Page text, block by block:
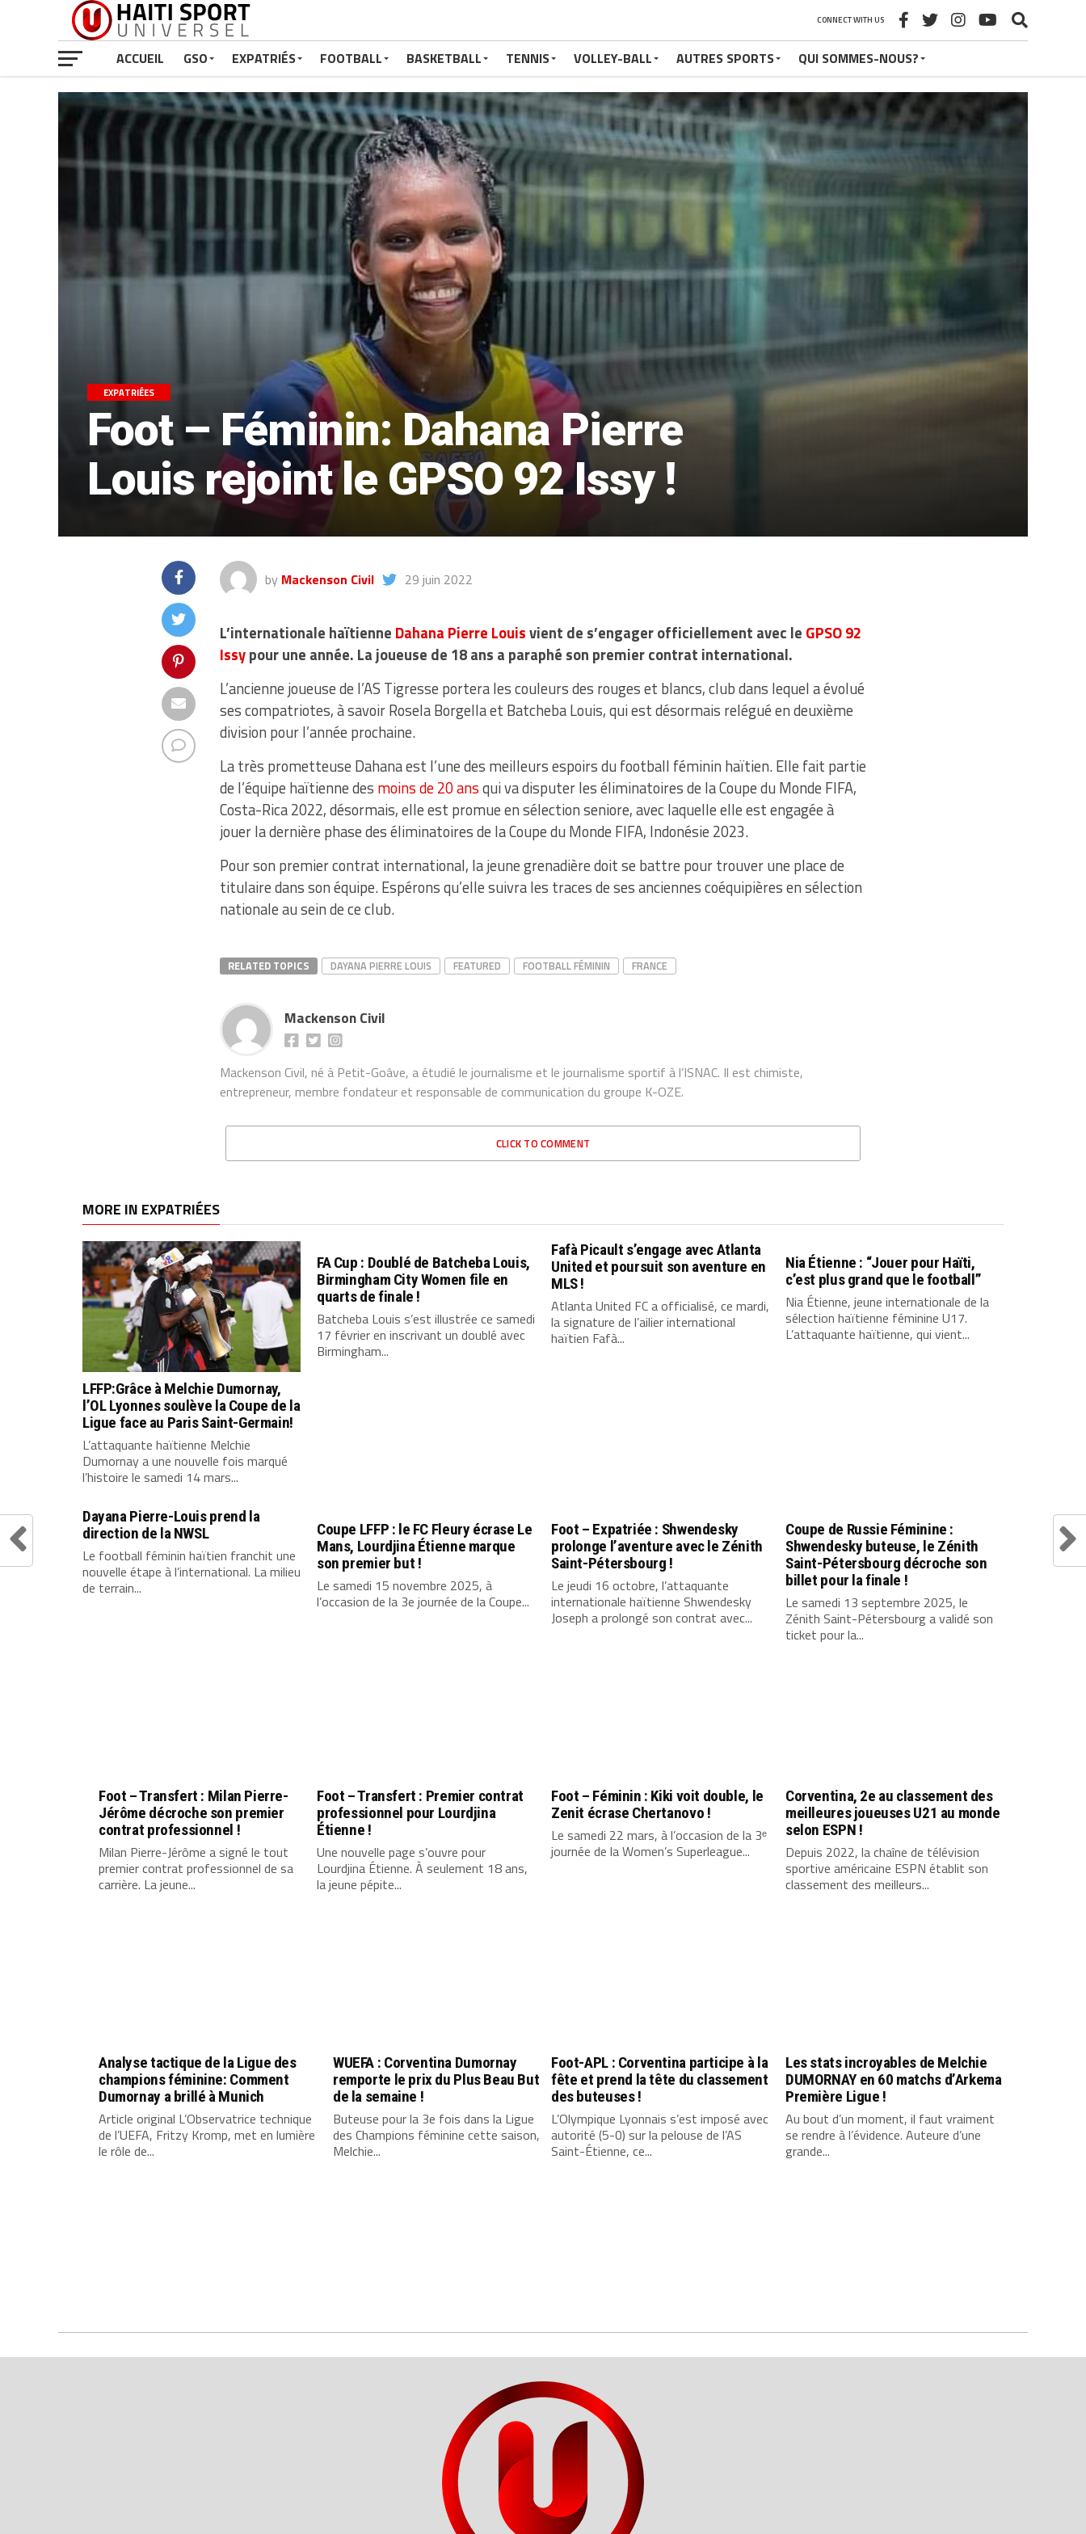
CONNECT WITH US
ACCUEIL GSO EXPATRIÉS FOOTBALL BASKETBALL TENNIS VOLLEY-BALL AUTRES SPORTS QUI SOMMES-NOUS?
EXPATRIÉES
Foot – Féminin: Dahana Pierre
Louis rejoint le GPSO 92 Issy !
by Mackenson Civil 29 juin 2022
L’internationale haïtienne Dahana Pierre Louisvient de s’engager officiellement avec le GPSO 92
Issypour une année. La joueuse de 18 ans a paraphé son premier contrat international.
L’ancienne joueuse de l’AS Tigresse portera les couleurs des rouges et blancs, club dans lequel a évolué
ses compatriotes, à savoir Rosela Borgella et Batcheba Louis, qui est désormais relégué en deuxième
division pour l’année prochaine.
La très prometteuse Dahana est l’une des meilleurs espoirs du football féminin haïtien. Elle fait partie
de l’équipe haïtienne des moins de 20 ansqui va disputer les éliminatoires de la Coupe du Monde FIFA,
Costa-Rica 2022, désormais, elle est promue en sélection seniore, avec laquelle elle est engagée à
jouer la dernière phase des éliminatoires de la Coupe du Monde FIFA, Indonésie 2023.
Pour son premier contrat international, la jeune grenadière doit se battre pour trouver une place de
titulaire dans son équipe. Espérons qu’elle suivra les traces de ses anciennes coéquipières en sélection
nationale au sein de ce club.
RELATED TOPICS DAYANA PIERRE LOUIS FEATURED FOOTBALL FÉMININ FRANCE
Mackenson Civil
Mackenson Civil, né à Petit-Goâve, a étudié le journalisme et le journalisme sportif à l’ISNAC. Il est chimiste,
entrepreneur, membre fondateur et responsable de communication du groupe K-OZE.
CLICK TO COMMENT
MORE IN EXPATRIÉES
LFFP:Grâce à Melchie Dumornay,
l’OL Lyonnes soulève la Coupe de la
Ligue face au Paris Saint-Germain!
L’attaquante haïtienne Melchie
Dumornay a une nouvelle fois marqué
l’histoire le samedi 14 mars...
FA Cup : Doublé de Batcheba Louis,
Birmingham City Women file en
quarts de finale !
Batcheba Louis s’est illustrée ce samedi
17 février en inscrivant un doublé avec
Birmingham...
Fafà Picault s’engage avec Atlanta
United et poursuit son aventure en
MLS !
Atlanta United FC a officialisé, ce mardi,
la signature de l’ailier international
haïtien Fafà...
Nia Étienne : “Jouer pour Haïti,
c’est plus grand que le football”
Nia Étienne, jeune internationale de la
sélection haïtienne féminine U17.
L’attaquante haïtienne, qui vient...
Dayana Pierre-Louis prend la
direction de la NWSL
Le football féminin haïtien franchit une
nouvelle étape à l’international. La milieu
de terrain...
Coupe LFFP : le FC Fleury écrase Le
Mans, Lourdjina Étienne marque
son premier but !
Le samedi 15 novembre 2025, à
l’occasion de la 3e journée de la Coupe...
Foot – Expatriée : Shwendesky
prolonge l’aventure avec le Zénith
Saint-Pétersbourg !
Le jeudi 16 octobre, l’attaquante
internationale haïtienne Shwendesky
Joseph a prolongé son contrat avec...
Coupe de Russie Féminine :
Shwendesky buteuse, le Zénith
Saint-Pétersbourg décroche son
billet pour la finale !
Le samedi 13 septembre 2025, le
Zénith Saint-Pétersbourg a validé son
ticket pour la...
Foot – Transfert : Milan Pierre-
Jérôme décroche son premier
contrat professionnel !
Milan Pierre-Jérôme a signé le tout
premier contrat professionnel de sa
carrière. La jeune...
Foot – Transfert : Premier contrat
professionnel pour Lourdjina
Étienne !
Une nouvelle page s’ouvre pour
Lourdjina Étienne. À seulement 18 ans,
la jeune pépite...
Foot – Féminin : Kiki voit double, le
Zenit écrase Chertanovo !
Le samedi 22 mars, à l’occasion de la 3ᵉ
journée de la Women’s Superleague...
Corventina, 2e au classement des
meilleures joueuses U21 au monde
selon ESPN !
Depuis 2022, la chaîne de télévision
sportive américaine ESPN établit son
classement des meilleurs...
Analyse tactique de la Ligue des
champions féminine: Comment
Dumornay a brillé à Munich
Article original L’Observatrice technique
de l’UEFA, Fritzy Kromp, met en lumière
le rôle de...
WUEFA : Corventina Dumornay
remporte le prix du Plus Beau But
de la semaine !
Buteuse pour la 3e fois dans la Ligue
des Champions féminine cette saison,
Melchie...
Foot-APL : Corventina participe à la
fête et prend la tête du classement
des buteuses !
L’Olympique Lyonnais s’est imposé avec
autorité (5-0) sur la pelouse de l’AS
Saint-Étienne, ce...
Les stats incroyables de Melchie
DUMORNAY en 60 matchs d’Arkema
Première Ligue !
Au bout d’un moment, il faut vraiment
se rendre à l’évidence. Auteure d’une
grande...